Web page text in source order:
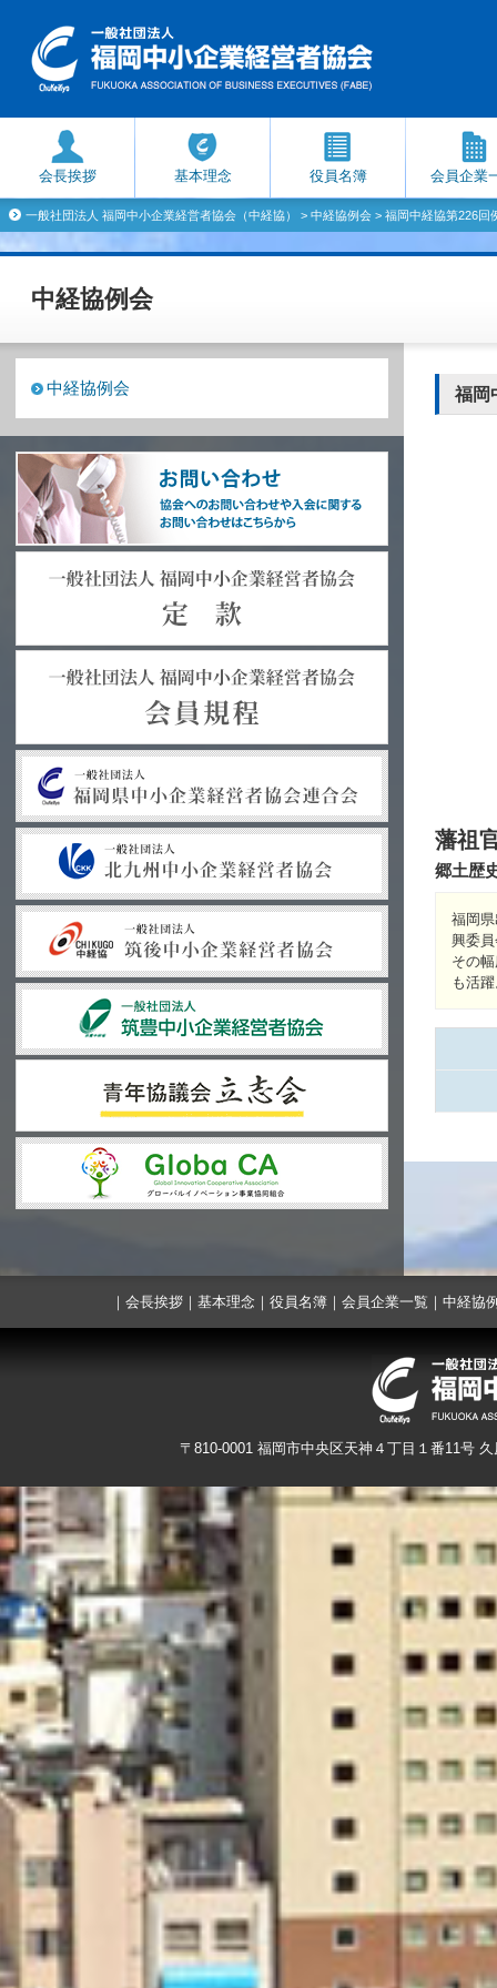
会長挨拶 基本理念 役員名簿 会員企業
一般社団法人 福岡中小企業経営者協会（中経協） > 中経協例会> 福岡中経協第226回
中経協例会
福岡
藩祖
郷土歴
福岡
興委
その
も活
中経協例会
｜ 会長挨拶 ｜ 基本理念 ｜ 役員名簿 ｜ 会員企業一覧 ｜ 中経協
〒810-0001 福岡市中央区天神４丁目１番11号